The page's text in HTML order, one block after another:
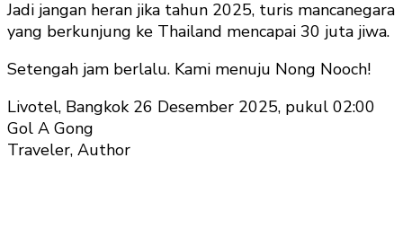
Jadi jangan heran jika tahun 2025, turis mancanegara
yang berkunjung ke Thailand mencapai 30 juta jiwa.
Setengah jam berlalu. Kami menuju Nong Nooch!
Livotel, Bangkok 26 Desember 2025, pukul 02:00
Gol A Gong
Traveler, Author